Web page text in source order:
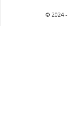
© 2024 -